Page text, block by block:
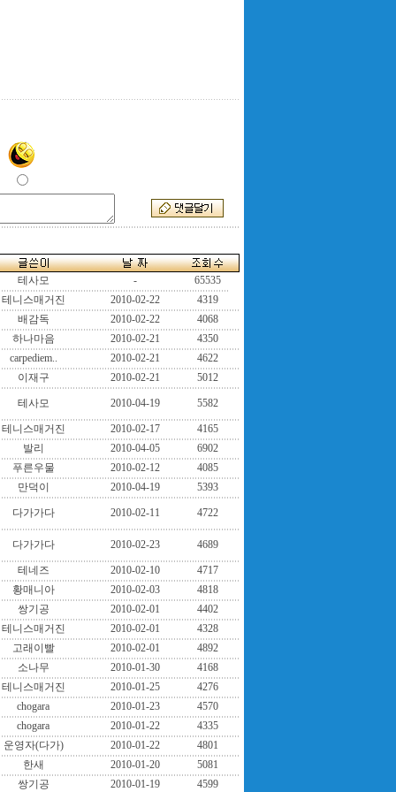
테사모 -
65535
테니스매거진
2010-02-22
4319
배감독
2010-02-22
4068
하나마음
2010-02-21
4350
carpediem..
2010-02-21
4622
이재구
2010-02-21 5012
테사모 2010-04-19 5582
테니스매거진 2010-02-17
4165
발리
2010-04-05
6902
푸른우물
2010-02-12
4085
만덕이
2010-04-19 5393
다가가다 2010-02-11 4722
다가가다 2010-02-23 4689
테네즈 2010-02-10
4717
황매니아
2010-02-03
4818
쌍기공
2010-02-01
4402
테니스매거진
2010-02-01
4328
고래이빨
2010-02-01
4892
소나무
2010-01-30
4168
테니스매거진
2010-01-25
4276
chogara
2010-01-23
4570
chogara
2010-01-22
4335
운영자(다가)
2010-01-22
4801
한새
2010-01-20
5081
쌍기공
2010-01-19 4599